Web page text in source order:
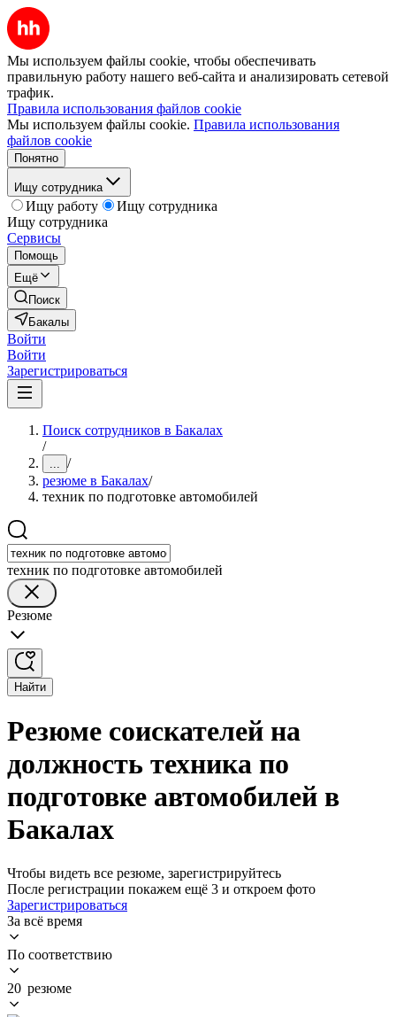
Мы используем файлы cookie, чтобы обеспечивать
правильную работу нашего веб-сайта и анализировать сетевой
трафик.
Правила использования файлов cookie
Мы используем файлы cookie. Правила использования
файлов cookie
Понятно
Ищу сотрудника
Ищу работу
Ищу сотрудника
Ищу сотрудника
Сервисы
Помощь
Ещё
Поиск
Бакалы
Войти
Войти
Зарегистрироваться
Поиск сотрудников в Бакалах
/
... /
резюме в Бакалах/
техник по подготовке автомобилей
техник по подготовке автомобилей
Резюме
Найти
Резюме соискателей на
должность техника по
подготовке автомобилей в
Бакалах
Чтобы видеть все резюме, зарегистрируйтесь
После регистрации покажем ещё 3 и откроем фото
Зарегистрироваться
За всё время
По соответствию
20 резюме